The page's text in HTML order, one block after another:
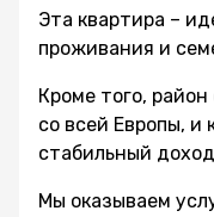
Эта квартира –
проживания и
Кроме того,
со всей Европы, и
стабильный
Мы оказываем